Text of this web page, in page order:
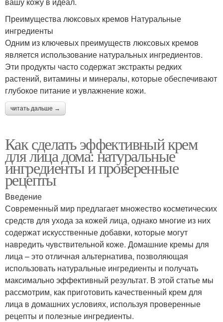
Преимущества люксовых кремов Натуральные
ингредиенты
Одним из ключевых преимуществ люксовых кремов
является использование натуральных ингредиентов.
Эти продукты часто содержат экстракты редких
растений, витамины и минералы, которые обеспечивают
глубокое питание и увлажнение кожи.
читать дальше →
Как сделать эффективный крем
для лица дома: натуральные
ингредиенты и проверенные
рецепты
Введение
Современный мир предлагает множество косметических
средств для ухода за кожей лица, однако многие из них
содержат искусственные добавки, которые могут
навредить чувствительной коже. Домашние кремы для
лица – это отличная альтернатива, позволяющая
использовать натуральные ингредиенты и получать
максимально эффективный результат. В этой статье мы
рассмотрим, как приготовить качественный крем для
лица в домашних условиях, используя проверенные
рецепты и полезные ингредиенты.